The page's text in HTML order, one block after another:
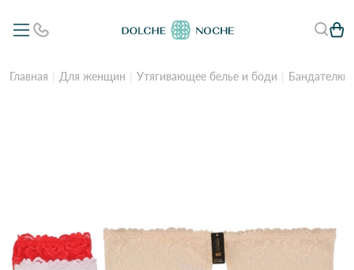
Главная Для женщин Утягивающее белье и боди Бандателки